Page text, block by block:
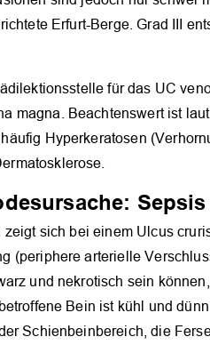
Erfurt-Berge. Grad III
für das UC
magna. Beachtenswert ist
Hyperkeratosen
Sepsis
zeigt sich bei einem Ulcus
(periphere arterielle
und nekrotisch sein
Bein ist kühl und
Schienbeinbereich, die